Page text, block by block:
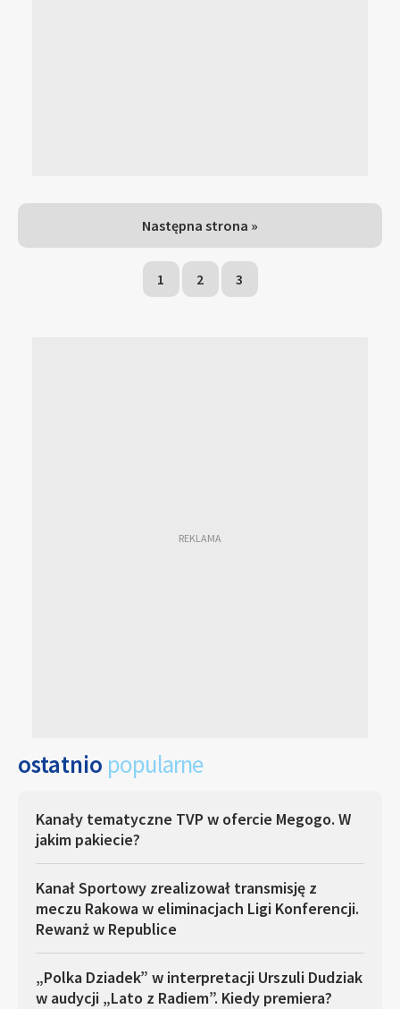
Następna strona »
1 2 3
ostatnio popularne
Kanały tematyczne TVP w ofercie Megogo. W
jakim pakiecie?
Kanał Sportowy zrealizował transmisję z
meczu Rakowa w eliminacjach Ligi Konferencji.
Rewanż w Republice
„Polka Dziadek” w interpretacji Urszuli Dudziak
w audycji „Lato z Radiem”. Kiedy premiera?